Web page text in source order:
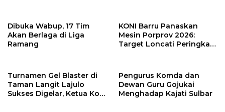
Dibuka Wabup, 17 Tim
Akan Berlaga di Liga
Ramang
KONI Barru Panaskan
Mesin Porprov 2026:
Target Loncati Peringkat
Turnamen Gel Blaster di
Taman Langit Lajulo
Sukses Digelar, Ketua Koni
Pengurus Komda dan
Dewan Guru Gojukai
Menghadap Kajati Sulbar